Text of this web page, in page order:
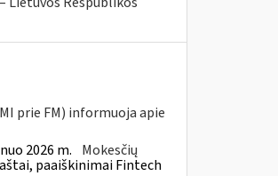
prie FM) informuoja apie
2026 m. Mokesčių
paaiškinimai Fintech